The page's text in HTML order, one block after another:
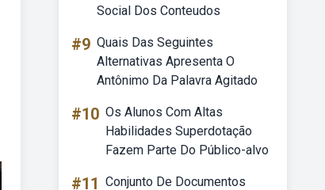
Social Dos Conteudos
#9 Quais Das Seguintes
Alternativas Apresenta O
Antônimo Da Palavra Agitado
#10 Os Alunos Com Altas
Habilidades Superdotação
Fazem Parte Do Público-alvo
#11 Conjunto De Documentos